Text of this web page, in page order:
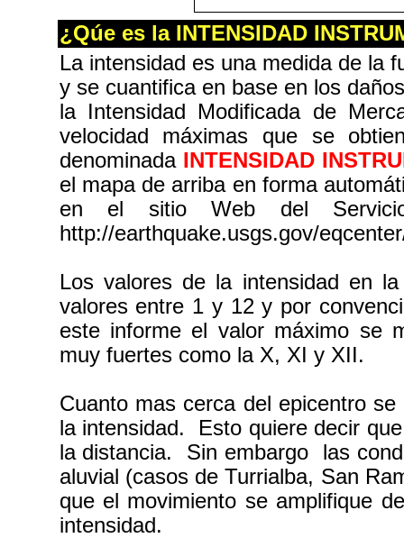
¿Qúe es la INTENSIDAD
La intensidad es una medida de la
y se cuantifica en base en los
la Intensidad Modificada de
velocidad máximas que se
denominada INTENSIDAD
el mapa de arriba en forma
en el sitio Web del
http://earthquake.usgs.gov/
Los valores de la intensidad en
valores entre 1 y 12 y por
este informe el valor máximo se
muy fuertes como la X, XI y XII.
Cuanto mas cerca del epicentro
la intensidad. Esto quiere decir
la distancia. Sin embargo las
aluvial (casos de Turrialba, San
que el movimiento se amplifique
intensidad.